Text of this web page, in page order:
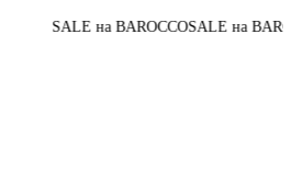
SALE на BAROCCOSALE на BAROCCOДо